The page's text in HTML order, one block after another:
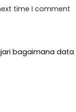
time I comment
bagaimana